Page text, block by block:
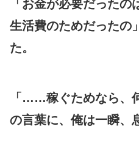
「お金が必要だった
生活費のためだったの
た。
「……稼ぐためなら、
の言葉に、俺は一瞬、